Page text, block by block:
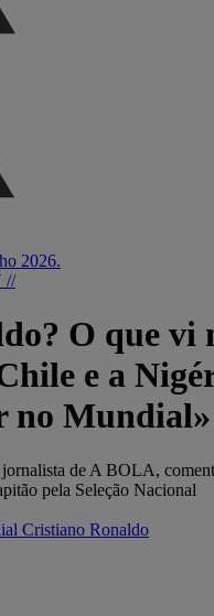
2026.
//
O que vi
e a
no Mundial»
de A BOLA,
pela Seleção Nacional
Cristiano Ronaldo